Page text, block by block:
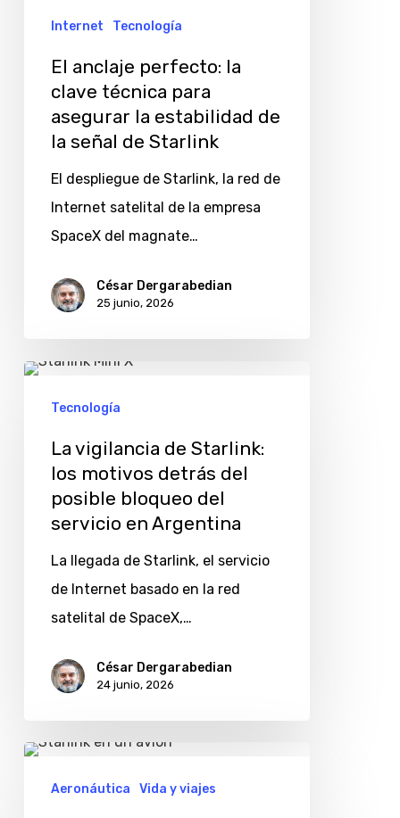
para
estabilidad
señal
Starlink
Internet Tecnología
El anclaje perfecto: la
clave técnica para
asegurar la estabilidad de
la señal de Starlink
El despliegue de Starlink, la red de
Internet satelital de la empresa
SpaceX del magnate…
César Dergarabedian
25 junio, 2026
La
vigilancia
Starlink:
motivos
servicio
Argentina
Tecnología
La vigilancia de Starlink:
los motivos detrás del
posible bloqueo del
servicio en Argentina
La llegada de Starlink, el servicio
de Internet basado en la red
satelital de SpaceX,…
César Dergarabedian
24 junio, 2026
American
AirlinesAeronáutica Vida y viajes